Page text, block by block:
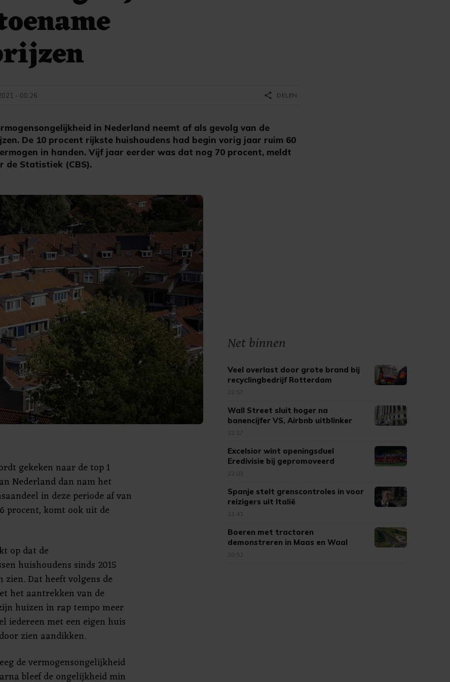
in Nederland neemt af als gevolg van de
De 10 procent rijkste huishoudens had begin vorig jaar ruim 60
in handen. Vijf jaar eerder was dat nog 70 procent, meldt
de Statistiek (CBS).
- 00:26 share DELEN
gekeken naar de top 1
Nederland dan nam het
in deze periode af van
procent, komt ook uit de
op dat de
huishoudens sinds 2015
Dat heeft volgens de
het aantrekken van de
huizen in rap tempo meer
iedereen met een eigen huis
zien aandikken.
de vermogensongelijkheid
bleef de ongelijkheid min
Net binnen
Veel overlast door grote brand bij
recyclingbedrijf Rotterdam
22:57
Wall Street sluit hoger na
banencijfer VS, Airbnb uitblinker
22:17
Excelsior wint openingsduel
Eredivisie bij gepromoveerd
Cambuur
22:03
Spanje stelt grenscontroles in voor
reizigers uit Italië
21:41
Boeren met tractoren
demonstreren in Maas en Waal
20:51